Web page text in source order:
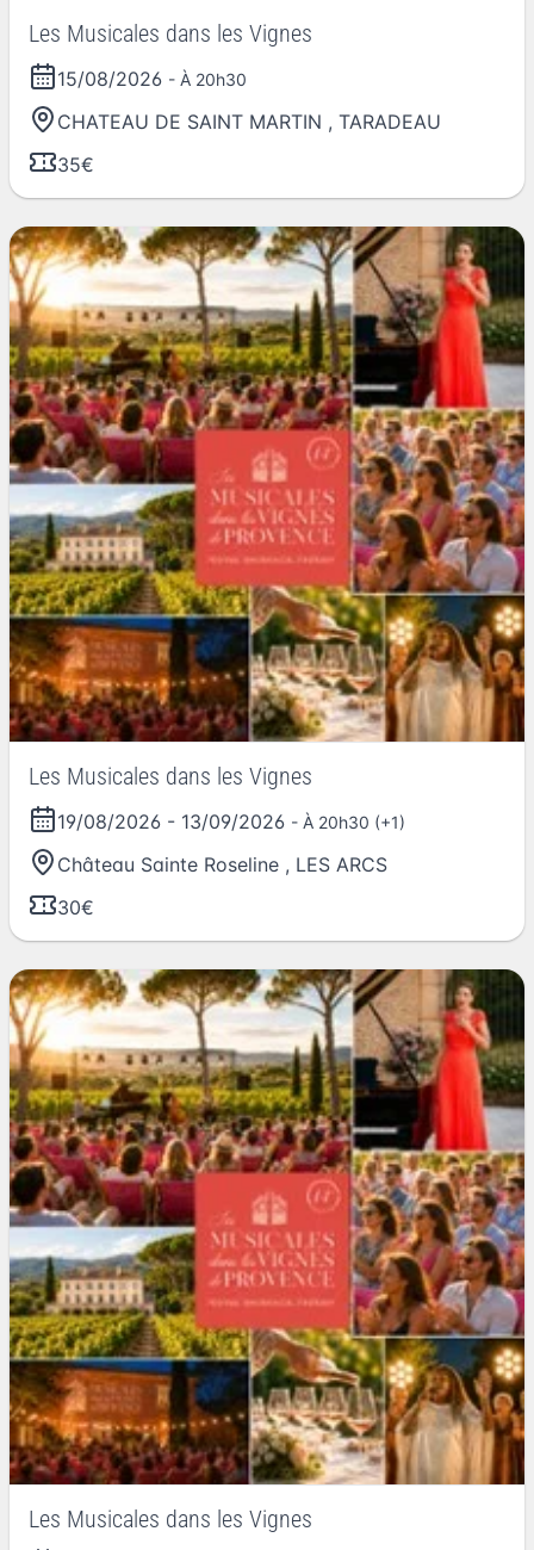
Les Musicales dans les Vignes
15/08/2026 - À 20h30
CHATEAU DE SAINT MARTIN , TARADEAU
35€
Les Musicales dans les Vignes
19/08/2026 - 13/09/2026 - À 20h30 (+1)
Château Sainte Roseline , LES ARCS
30€
Les Musicales dans les Vignes